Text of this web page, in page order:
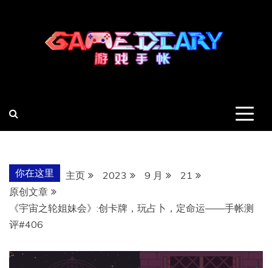
你在这里 主页 2023 9 月
21
原创文章
《宇宙之轮姐妹会》:创卡牌，玩占卜，定命运——手帐测
评#406